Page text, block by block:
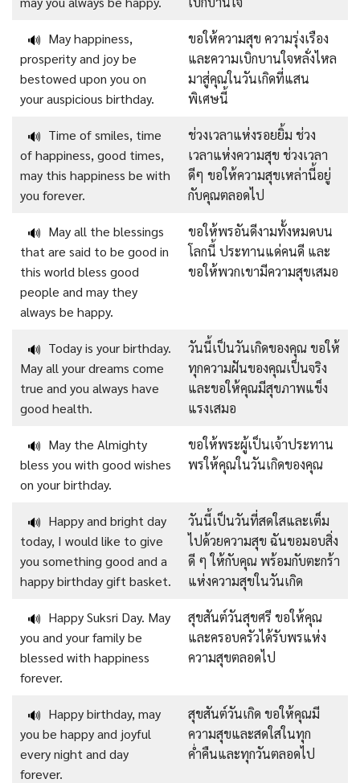
🔊 May happiness,
prosperity and joy be
bestowed upon you on
your auspicious birthday.
ขอให้ความสุข ความรุ่งเรือง
และความเบิกบานใจหลั่งไหล
มาสู่คุณในวันเกิดที่แสน
พิเศษนี้
🔊 Time of smiles, time
of happiness, good times,
may this happiness be with
you forever.
ช่วงเวลาแห่งรอยยิ้ม ช่วง
เวลาแห่งความสุข ช่วงเวลา
ดีๆ ขอให้ความสุขเหล่านี้อยู่
กับคุณตลอดไป
🔊 May all the blessings
that are said to be good in
this world bless good
people and may they
always be happy.
ขอให้พรอันดีงามทั้งหมดบน
โลกนี้ ประทานแด่คนดี และ
ขอให้พวกเขามีความสุขเสมอ
🔊 Today is your birthday.
May all your dreams come
true and you always have
good health.
วันนี้เป็นวันเกิดของคุณ ขอให้
ทุกความฝันของคุณเป็นจริง
และขอให้คุณมีสุขภาพแข็ง
แรงเสมอ
🔊 May the Almighty
bless you with good wishes
on your birthday.
ขอให้พระผู้เป็นเจ้าประทาน
พรให้คุณในวันเกิดของคุณ
🔊 Happy and bright day
today, I would like to give
you something good and a
happy birthday gift basket.
วันนี้เป็นวันที่สดใสและเต็ม
ไปด้วยความสุข ฉันขอมอบสิ่ง
ดี ๆ ให้กับคุณ พร้อมกับตะกร้า
แห่งความสุขในวันเกิด
🔊 Happy Suksri Day. May
you and your family be
blessed with happiness
forever.
สุขสันต์วันสุขศรี ขอให้คุณ
และครอบครัวได้รับพรแห่ง
ความสุขตลอดไป
🔊 Happy birthday, may
you be happy and joyful
every night and day
forever.
สุขสันต์วันเกิด ขอให้คุณมี
ความสุขและสดใสในทุก
ค่ำคืนและทุกวันตลอดไป